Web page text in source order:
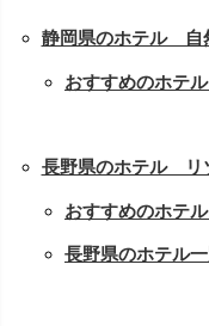
静岡県のホテル 自
おすすめのホテ
長野県のホテル リ
おすすめのホテ
長野県のホテル